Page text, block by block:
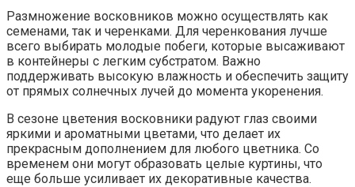
Размножение восковников можно осуществлять как
семенами, так и черенками. Для черенкования лучше
всего выбирать молодые побеги, которые высаживают
в контейнеры с легким субстратом. Важно
поддерживать высокую влажность и обеспечить защиту
от прямых солнечных лучей до момента укоренения.
В сезоне цветения восковники радуют глаз своими
яркими и ароматными цветами, что делает их
прекрасным дополнением для любого цветника. Со
временем они могут образовать целые куртины, что
еще больше усиливает их декоративные качества.